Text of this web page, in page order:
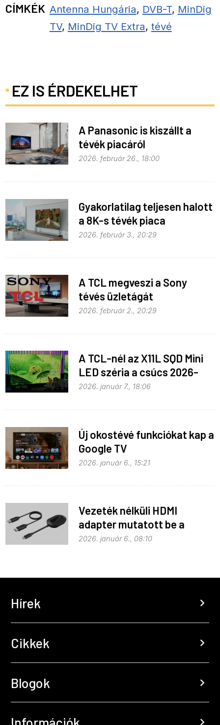
CÍMKÉK Antenna Hungária, DVB-T, MinDig
TV, MinDig TV Extra, tévé
EZ IS ÉRDEKELHET
A Panasonic is kiszállt a
tévék piacáról
2026. február 26., 18:00
Gyakorlatilag teljesen halott
a 8K-s tévék piaca
2026. február 3., 20:29
A TCL megveszi a Sony
tévés üzletágát
2026. február 2., 20:29
A TCL-nél az X11L SQD Mini
LED széria a csúcs 2026-
ban
2026. január 7., 18:06
Új okostévé funkciókat kap a
Google TV
2026. január 6., 15:21
Vezeték nélküli HDMI
adapter mutatott be a
Belkin
2026. január 6., 08:10
Hírek chevron_right
Cikkek chevron_right
Blogok chevron_right